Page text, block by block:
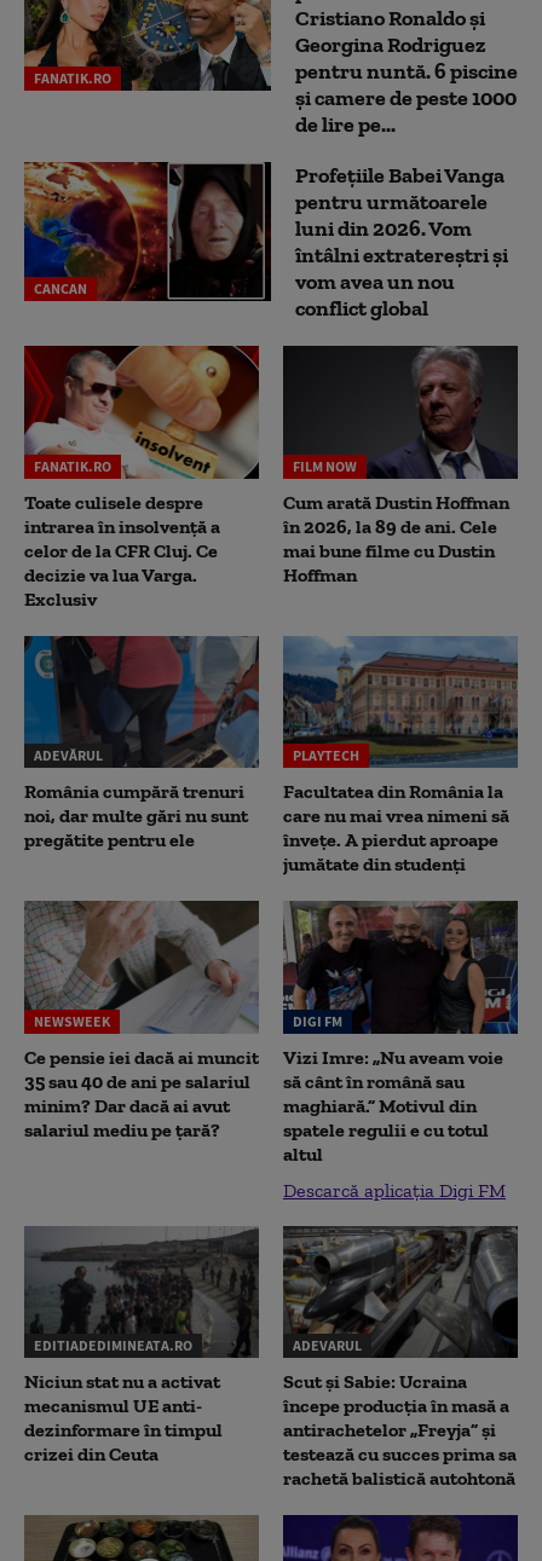
FANATIK.RO
Cristiano Ronaldo și
Georgina Rodriguez
pentru nuntă. 6 piscine
și camere de peste 1000
de lire pe...
CANCAN
Profețiile Babei Vanga
pentru următoarele
luni din 2026. Vom
întâlni extratereștri și
vom avea un nou
conflict global
FANATIK.RO
Toate culisele despre
intrarea în insolvență a
celor de la CFR Cluj. Ce
decizie va lua Varga.
Exclusiv
FILM NOW
Cum arată Dustin Hoffman
în 2026, la 89 de ani. Cele
mai bune filme cu Dustin
Hoffman
ADEVĂRUL
România cumpără trenuri
noi, dar multe gări nu sunt
pregătite pentru ele
PLAYTECH
Facultatea din România la
care nu mai vrea nimeni să
înveţe. A pierdut aproape
jumătate din studenţi
NEWSWEEK
Ce pensie iei dacă ai muncit
35 sau 40 de ani pe salariul
minim? Dar dacă ai avut
salariul mediu pe țară?
DIGI FM
Vizi Imre: „Nu aveam voie
să cânt în română sau
maghiară.” Motivul din
spatele regulii e cu totul
altul
Descarcă aplicația Digi FM
EDITIADEDIMINEATA.RO
Niciun stat nu a activat
mecanismul UE anti-
dezinformare în timpul
crizei din Ceuta
ADEVARUL
Scut și Sabie: Ucraina
începe producția în masă a
antirachetelor „Freyja” și
testează cu succes prima sa
rachetă balistică autohtonă